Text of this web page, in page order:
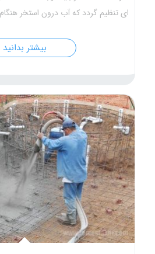
ای تنظیم گردد كه آب درون استخر
بیشتر بدانید